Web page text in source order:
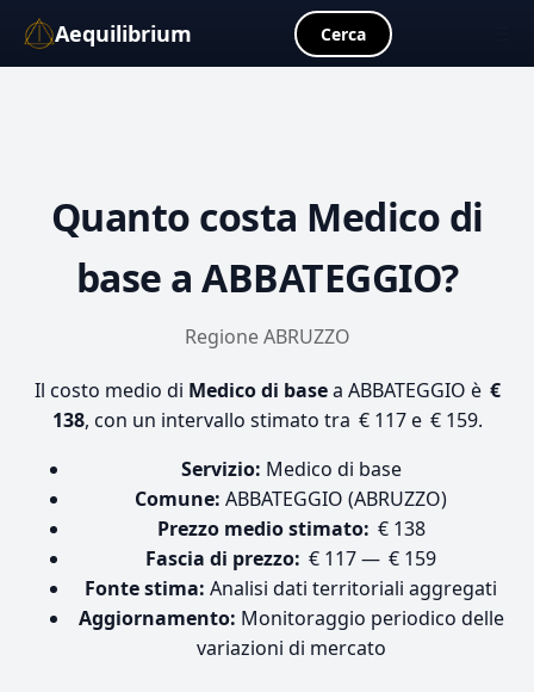
Aequilibrium Cerca
Quanto costa Medico di
base a ABBATEGGIO?
Regione ABRUZZO
Il costo medio di Medico di basea ABBATEGGIO è €
138, con un intervallo stimato tra € 117 e € 159.
Servizio: Medico di base
Comune: ABBATEGGIO (ABRUZZO)
Prezzo medio stimato: € 138
Fascia di prezzo: € 117 — € 159
Fonte stima: Analisi dati territoriali aggregati
Aggiornamento: Monitoraggio periodico delle
variazioni di mercato